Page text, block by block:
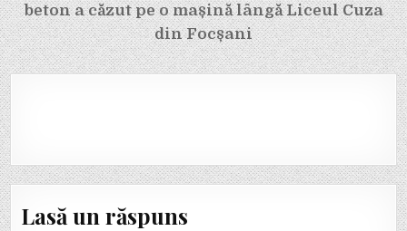
beton a căzut pe o mașină lângă Liceul Cuza
din Focșani
Lasă un răspuns